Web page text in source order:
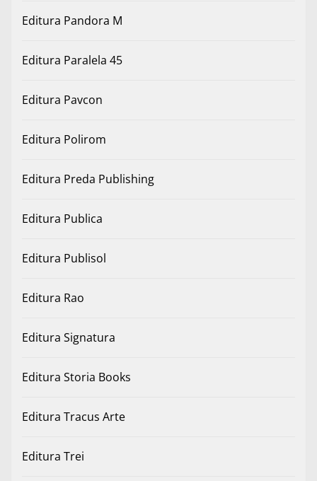
Editura Pandora M
Editura Paralela 45
Editura Pavcon
Editura Polirom
Editura Preda Publishing
Editura Publica
Editura Publisol
Editura Rao
Editura Signatura
Editura Storia Books
Editura Tracus Arte
Editura Trei